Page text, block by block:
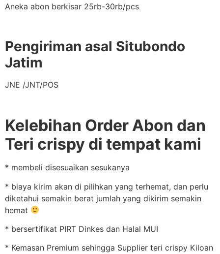
Aneka abon berkisar 25rb-30rb/pcs
Pengiriman asal Situbondo
Jatim
JNE /JNT/POS
Kelebihan Order Abon dan
Teri crispy di tempat kami
* membeli disesuaikan sesukanya
* biaya kirim akan di pilihkan yang terhemat, dan perlu
diketahui semakin berat jumlah yang dikirim semakin
hemat
* bersertifikat PIRT Dinkes dan Halal MUI
* Kemasan Premium sehingga Supplier teri crispy Kiloan